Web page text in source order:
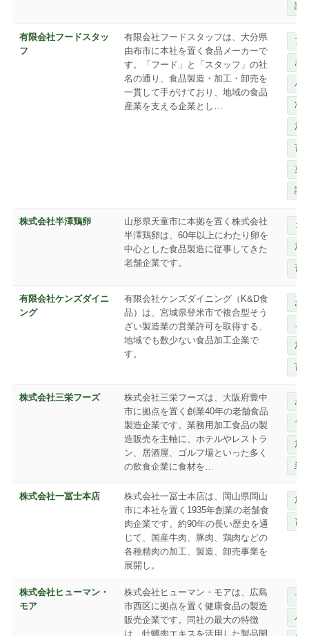
調
有限会社フードスタッ
フ
有限会社フードスタッフは、大分県
由布市に本社を置く食品メーカーで
す。「フード」と「スタッフ」の社
名の通り、食品製造・加工・卸売を
一貫して手がけており、地域の食品
産業を支える企業とし…
ア
お
パ
冷
加
畜
菓
調
株式会社半澤鶏卵
山形県天童市に本拠を置く株式会社
半澤鶏卵は、60年以上にわたり卵を
中心とした食品製造に従事してきた
老舗企業です。
コ
加
畜
有限会社ケンズダイニ
ング
有限会社ケンズダイニング（K&D食
品）は、宮城県登米市で複合型そう
ざい製造業の営業許可を取得する、
地域でも数少ない食品加工企業で
す。
お
加
畜
株式会社三栄フーズ
株式会社三栄フーズは、大阪府豊中
市に拠点を置く創業40年の老舗食品
製造企業です。業務用加工食品の製
造販売を主軸に、ホテルやレストラ
ン、居酒屋、ゴルフ場といった多く
の飲食企業に食材を…
お
ラ
加
業
株式会社一冨士本店
株式会社一冨士本店は、岡山県岡山
市に本社を置く1935年創業の老舗食
肉企業です。約90年の長い歴史を通
じて、国産牛肉、豚肉、鶏肉などの
各種精肉の加工、製造、卸売事業を
展開し。
加
畜
株式会社ヒューマン・
モア
株式会社ヒューマン・モアは、広島
市西区に拠点を置く健康食品の製造
販売企業です。同社の最大の特徴
は、牡蠣肉エキスを活用した製品開
サ
パ